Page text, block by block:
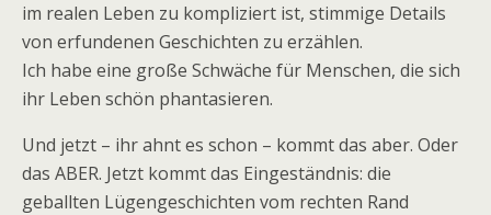
im realen Leben zu kompliziert ist, stimmige Details
von erfundenen Geschichten zu erzählen.
Ich habe eine große Schwäche für Menschen, die sich
ihr Leben schön phantasieren.
Und jetzt – ihr ahnt es schon – kommt das aber. Oder
das ABER. Jetzt kommt das Eingeständnis: die
geballten Lügengeschichten vom rechten Rand